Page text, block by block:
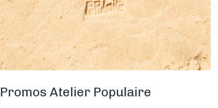
Promos Atelier Populaire